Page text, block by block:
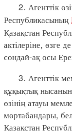
2. Агенттік
Республикасының
Қазақстан
актілеріне, өзге
сондай-ақ осы
3. Агенттік
құқықтық
өзінің атауы
мөртабандары,
Қазақстан